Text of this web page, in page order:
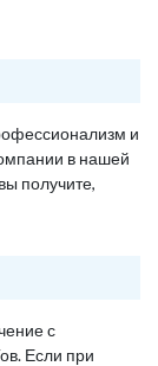
и
в нашей
получите,
с
Если при